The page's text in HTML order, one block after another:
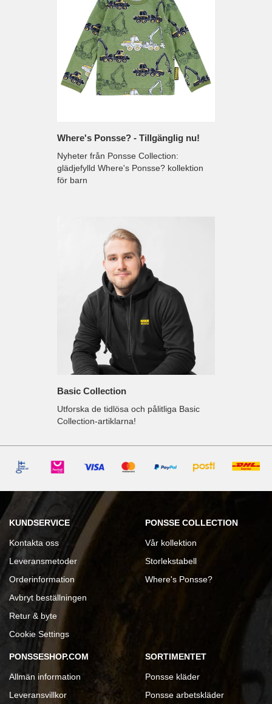
Where's Ponsse? - Tillgänglig nu!
Nyheter från Ponsse Collection:
glädjefylld Where's Ponsse? kollektion
för barn
Basic Collection
Utforska de tidlösa och pålitliga Basic
Collection-artiklarna!
KUNDSERVICE
Kontakta oss
Leveransmetoder
Orderinformation
Avbryt beställningen
Retur & byte
Cookie Settings
PONSSE COLLECTION
Vår kollektion
Storlekstabell
Where's Ponsse?
PONSSESHOP.COM
Allmän information
Leveransvillkor
SORTIMENTET
Ponsse kläder
Ponsse arbetskläder